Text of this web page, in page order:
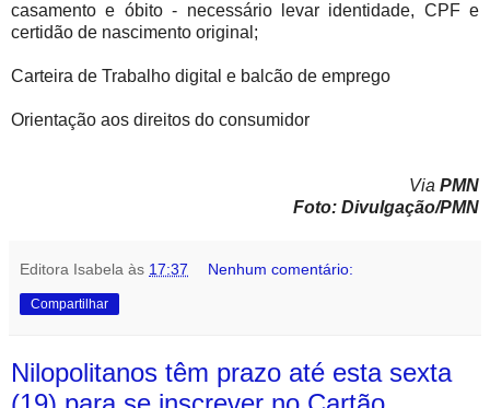
casamento e óbito - necessário levar identidade, CPF e
certidão de nascimento original;
Carteira de Trabalho digital e balcão de emprego
Orientação aos direitos do consumidor
Via PMN
Foto: Divulgação/PMN
Editora Isabela às 17:37 Nenhum comentário:
Compartilhar
Nilopolitanos têm prazo até esta sexta